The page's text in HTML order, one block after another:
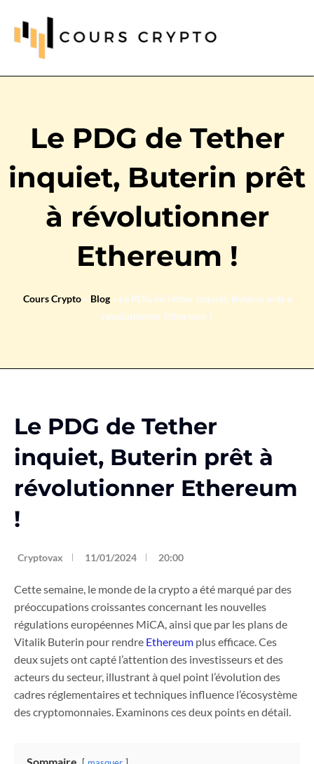
Le PDG de Tether
inquiet, Buterin prêt
à révolutionner
Ethereum !
Cours Crypto» Blog» Le PDG de Tether inquiet, Buterin prêt à
révolutionner Ethereum !
Le PDG de Tether
inquiet, Buterin prêt à
révolutionner Ethereum
!
Cryptovax 11/01/2024 20:00
Cette semaine, le monde de la crypto a été marqué par des
préoccupations croissantes concernant les nouvelles
régulations européennes MiCA, ainsi que par les plans de
Vitalik Buterin pour rendre Ethereum plus efficace. Ces
deux sujets ont capté l’attention des investisseurs et des
acteurs du secteur, illustrant à quel point l’évolution des
cadres réglementaires et techniques influence l’écosystème
des cryptomonnaies. Examinons ces deux points en détail.